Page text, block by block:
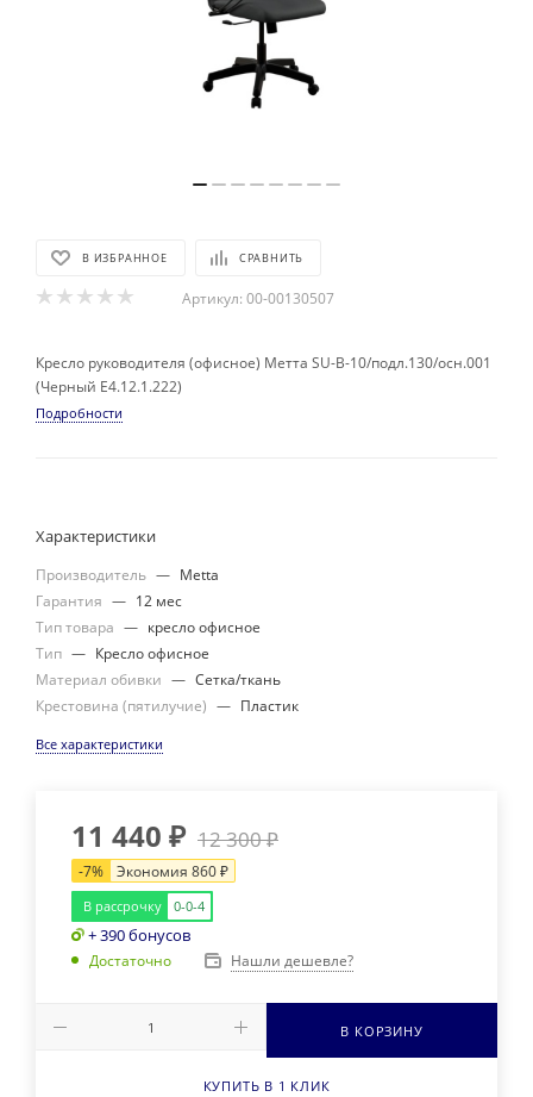
В ИЗБРАННОЕ СРАВНИТЬ
Артикул: 00-00130507
Кресло руководителя (офисное) Метта SU-B-10/подл.130/осн.001
(Черный E4.12.1.222)
Подробности
Характеристики
Производитель — Metta
Гарантия — 12 мес
Тип товара — кресло офисное
Тип — Кресло офисное
Материал обивки — Сетка/ткань
Крестовина (пятилучие) — Пластик
Все характеристики
11 440 ₽ 12 300₽
-7% Экономия 860₽
В рассрочку 0-0-4
+ 390 бонусов
Достаточно Нашли дешевле?
В КОРЗИНУ
КУПИТЬ В 1 КЛИК